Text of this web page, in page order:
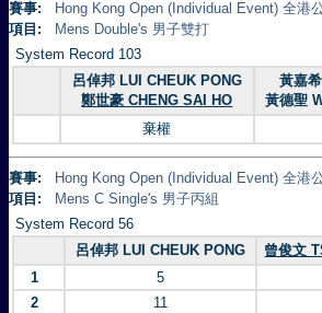
賽事:
Hong Kong Open (Individual Event) 全港
項目:
Mens Double's 男子雙打
System Record 103
呂倬邦 LUI CHEUK PONG
鄭世豪 CHENG SAI HO
黃嘉
黃德聖
棄權
賽事:
Hong Kong Open (Individual Event) 全港
項目:
Mens C Single's 男子丙組
System Record 56
呂倬邦 LUI CHEUK PONG
曾俊文
1
5
2
11